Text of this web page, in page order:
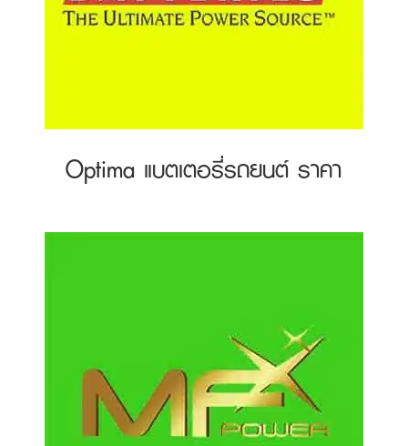
Optima แบตเตอรี่รถยนต์ ราคา